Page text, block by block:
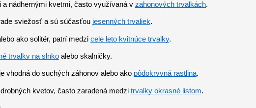
y
v
ý
p
s
nádhernými kvetmi, často využívaná v zahonových trvalkách.
sviežosť a sú súčasťou jesenných trvaliek.
ako solitér, patrí medzi cele leto kvitnúce trvalky.
trvalky na slnko alebo skalničky.
vhodná do suchých záhonov alebo ako pôdokryvná rastlina.
kvetov, často zaradená medzi trvalky okrasné listom.